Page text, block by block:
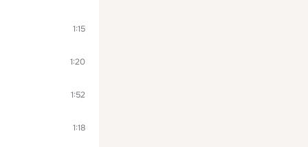
1:15
1:20
1:52
1:18